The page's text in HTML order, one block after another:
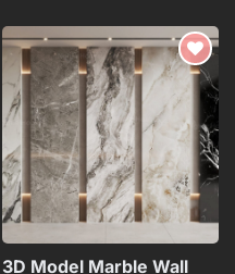
30.000 ₫.
Add to
wishlist
3D Model Marble Wall